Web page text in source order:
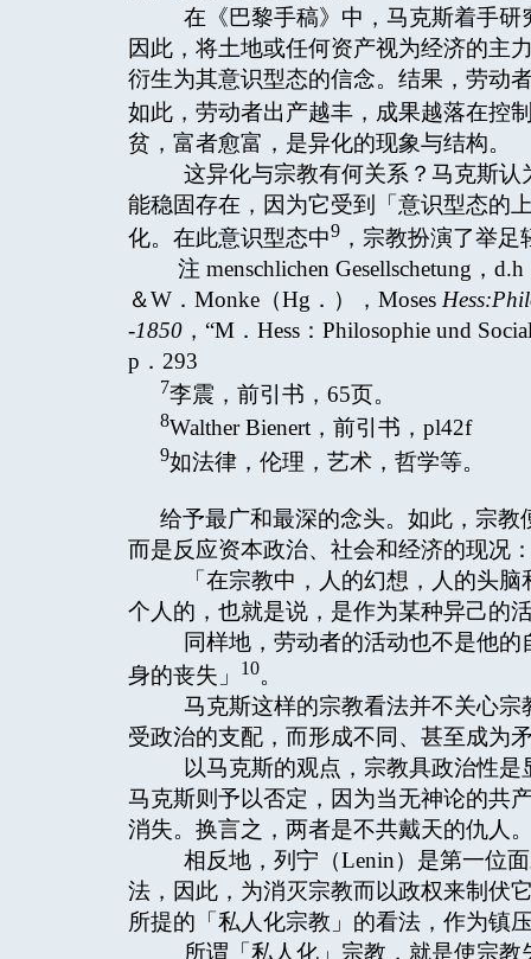
在《巴黎手稿》中，马克斯着手研
因此，将土地或任何资产视为经济的主
衍生为其意识型态的信念。结果，劳动
如此，劳动者出产越丰，成果越落在控
贫，富者愈富，是异化的现象与结构。
这异化与宗教有何关系？马克斯认
能稳固存在，因为它受到「意识型态的
化。在此意识型态中9 ，宗教扮演了举
注 menschlichen Gesellschetung，
＆W．Monke（Hg．），Moses
-1850 ，“M．Hess：Philosophie und
p．293
7李震，前引书，65页。
8Walther Bienert，前引书，pl42f
9如法律，伦理，艺术，哲学等。
给予最广和最深的念头。如此，宗
而是反应资本政治、社会和经济的现况
「在宗教中，人的幻想，人的头脑
个人的，也就是说，是作为某种异己的
同样地，劳动者的活动也不是他的
身的丧失」
10。
马克斯这样的宗教看法并不关心宗
受政治的支配，而形成不同、甚至成
以马克斯的观点，宗教具政治性是
马克斯则予以否定，因为当无神论的共
消失。换言之，两者是不共戴天的仇人
相反地，列宁（Lenin）是第一位
法，因此，为消灭宗教而以政权来制伏
所提的「私人化宗教」的看法，作为镇
所谓「私人化」宗教，就是使宗教